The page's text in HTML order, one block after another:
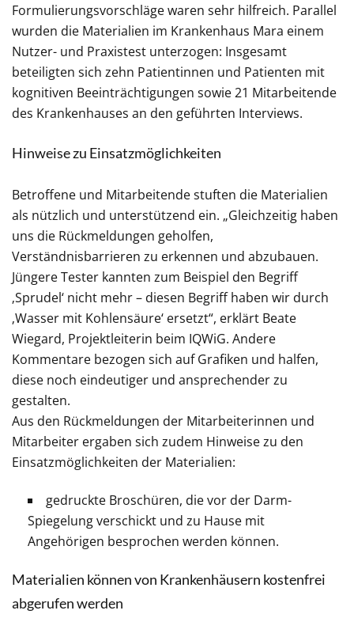
Formulierungsvorschläge waren sehr hilfreich. Parallel
wurden die Materialien im Krankenhaus Mara einem
Nutzer- und Praxistest unterzogen: Insgesamt
beteiligten sich zehn Patientinnen und Patienten mit
kognitiven Beeinträchtigungen sowie 21 Mitarbeitende
des Krankenhauses an den geführten Interviews.
Hinweise zu Einsatzmöglichkeiten
Betroffene und Mitarbeitende stuften die Materialien
als nützlich und unterstützend ein. „Gleichzeitig haben
uns die Rückmeldungen geholfen,
Verständnisbarrieren zu erkennen und abzubauen.
Jüngere Tester kannten zum Beispiel den Begriff
‚Sprudel‘ nicht mehr – diesen Begriff haben wir durch
‚Wasser mit Kohlensäure‘ ersetzt“, erklärt Beate
Wiegard, Projektleiterin beim IQWiG. Andere
Kommentare bezogen sich auf Grafiken und halfen,
diese noch eindeutiger und ansprechender zu
gestalten.
Aus den Rückmeldungen der Mitarbeiterinnen und
Mitarbeiter ergaben sich zudem Hinweise zu den
Einsatzmöglichkeiten der Materialien:
gedruckte Broschüren, die vor der Darm-
Spiegelung verschickt und zu Hause mit
Angehörigen besprochen werden können.
Materialien können von Krankenhäusern kostenfrei
abgerufen werden